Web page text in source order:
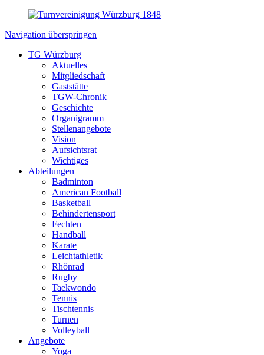
Navigation überspringen
TG Würzburg
Aktuelles
Mitgliedschaft
Gaststätte
TGW-Chronik
Geschichte
Organigramm
Stellenangebote
Vision
Aufsichtsrat
Wichtiges
Abteilungen
Badminton
American Football
Basketball
Behindertensport
Fechten
Handball
Karate
Leichtathletik
Rhönrad
Rugby
Taekwondo
Tennis
Tischtennis
Turnen
Volleyball
Angebote
Yoga